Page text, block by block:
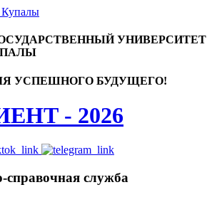
УНИВЕРСИТЕТ
УСПЕШНОГО БУДУЩЕГО!
- 2026
служба